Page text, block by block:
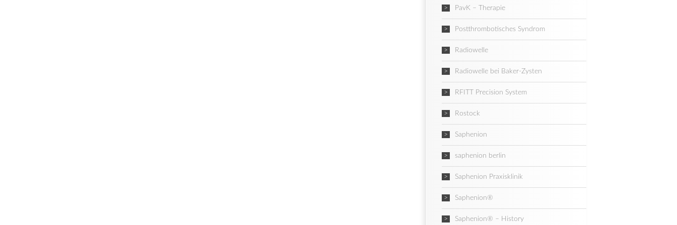
PavK – Therapie
Postthrombotisches Syndrom
Radiowelle
Radiowelle bei Baker-Zysten
RFITT Precision System
Rostock
Saphenion
saphenion berlin
Saphenion Praxisklinik
Saphenion®
Saphenion® – History